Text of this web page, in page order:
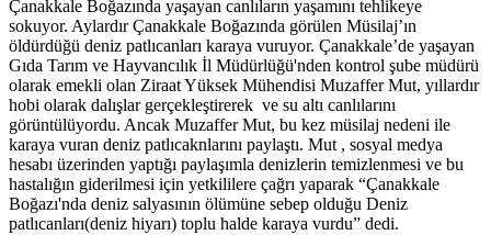
Çanakkale Boğazında yaşayan canlıların yaşamını tehlikeye
sokuyor. Aylardır Çanakkale Boğazında görülen Müsilaj’ın
öldürdüğü deniz patlıcanları karaya vuruyor. Çanakkale’de yaşayan
Gıda Tarım ve Hayvancılık İl Müdürlüğü'nden kontrol şube müdürü
olarak emekli olan Ziraat Yüksek Mühendisi Muzaffer Mut, yıllardır
hobi olarak dalışlar gerçekleştirerek ve su altı canlılarını
görüntülüyordu. Ancak Muzaffer Mut, bu kez müsilaj nedeni ile
karaya vuran deniz patlıcaknlarını paylaştı. Mut , sosyal medya
hesabı üzerinden yaptığı paylaşımla denizlerin temizlenmesi ve bu
hastalığın giderilmesi için yetkililere çağrı yaparak “Çanakkale
Boğazı'nda deniz salyasının ölümüne sebep olduğu Deniz
patlıcanları(deniz hiyarı) toplu halde karaya vurdu” dedi.